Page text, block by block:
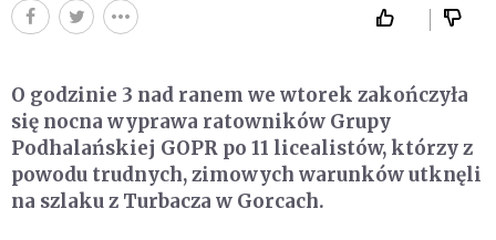
O godzinie 3 nad ranem we wtorek zakończyła
się nocna wyprawa ratowników Grupy
Podhalańskiej GOPR po 11 licealistów, którzy z
powodu trudnych, zimowych warunków utknęli
na szlaku z Turbacza w Gorcach.